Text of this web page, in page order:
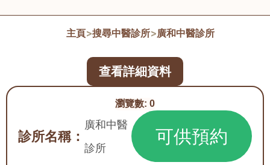
主頁>搜尋中醫診所>廣和中醫診所
瀏覽數: 0
診所名稱：
廣和中醫
診所
可供預約
查看詳細資料